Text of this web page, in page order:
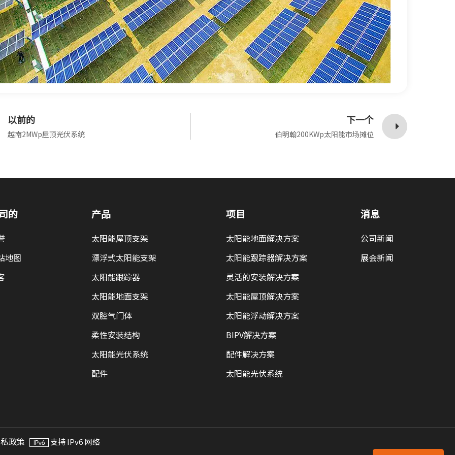
以前的
越南2MWp屋顶光伏系统
下一个
伯明翰200KWp太阳能市场摊位
的
地图
产品
太阳能屋顶支架
漂浮式太阳能支架
太阳能跟踪器
太阳能地面支架
双腔气门体
柔性安装结构
太阳能光伏系统
配件
项目
太阳能地面解决方案
太阳能跟踪器解决方案
灵活的安装解决方案
太阳能屋顶解决方案
太阳能浮动解决方案
BIPV解决方案
配件解决方案
太阳能光伏系统
消息
公司新闻
展会新闻
政策 支持 IPv6 网络